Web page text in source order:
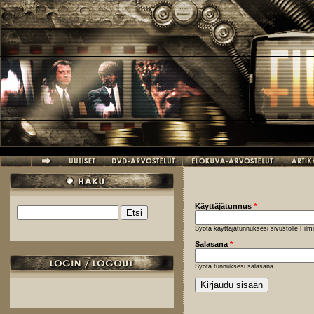
Hyppää pääsisältöön
Hakulomake
Käyttäjätunnus *
Syötä käyttäjätunnuksesi sivustolle
Salasana *
Syötä tunnuksesi salasana.